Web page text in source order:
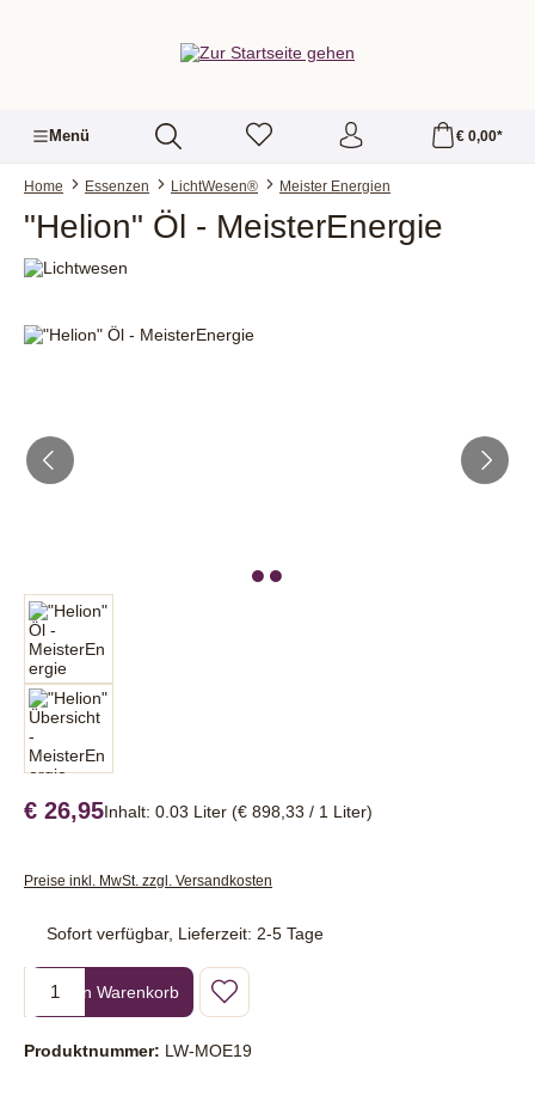
Menü € 0,00*
Home Essenzen LichtWesen® Meister Energien
"Helion" Öl - MeisterEnergie
Bildergalerie überspringen
€ 26,95Inhalt: 0.03 Liter (€ 898,33 / 1 Liter)
Preise inkl. MwSt. zzgl. Versandkosten
Sofort verfügbar, Lieferzeit: 2-5 Tage
Produkt Anzahl: Gib den gewünschten Wert ein oder benutze die
In den Warenkorb
Produktnummer: LW-MOE19